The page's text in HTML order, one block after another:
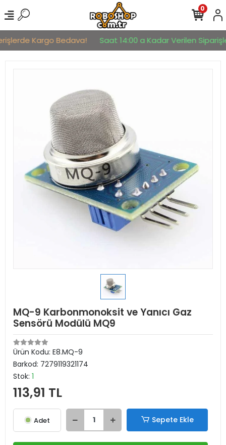
Kargo Bedava! Saat 14:00 a Kadar Verilen
0
MQ-9 Karbonmonoksit ve Yanıcı Gaz
Sensörü Modülü MQ9
Ürün Kodu: E8.MQ-9
Barkod: 7279119321174
Stok: 1
113,91 TL
Adet Sepete Ekle